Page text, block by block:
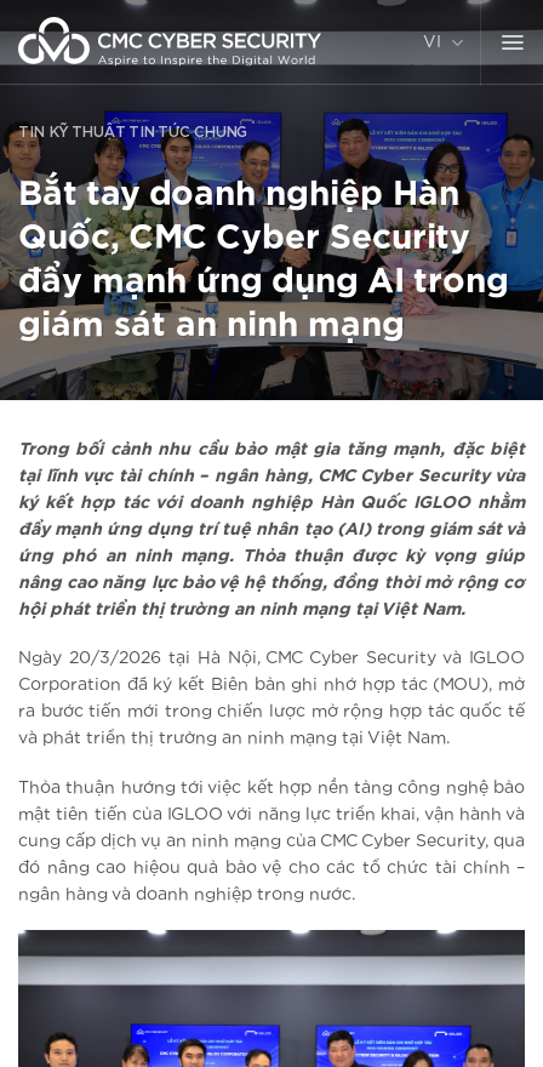
đến
nội
VI
TIN KỸ THUẬT TIN TỨC CHUNG
Bắt tay doanh nghiệp Hàn
Quốc, CMC Cyber Security
đẩy mạnh ứng dụng AI trong
giám sát an ninh mạng
Trong bối cảnh nhu cầu bảo mật gia tăng mạnh, đặc biệt
tại lĩnh vực tài chính – ngân hàng, CMC Cyber Security vừa
ký kết hợp tác với doanh nghiệp Hàn Quốc IGLOO nhằm
đẩy mạnh ứng dụng trí tuệ nhân tạo (AI) trong giám sát và
ứng phó an ninh mạng. Thỏa thuận được kỳ vọng giúp
nâng cao năng lực bảo vệ hệ thống, đồng thời mở rộng cơ
hội phát triển thị trường an ninh mạng tại Việt Nam.
Ngày 20/3/2026 tại Hà Nội, CMC Cyber Security và IGLOO
Corporation đã ký kết Biên bản ghi nhớ hợp tác (MOU), mở
ra bước tiến mới trong chiến lược mở rộng hợp tác quốc tế
và phát triển thị trường an ninh mạng tại Việt Nam.
Thỏa thuận hướng tới việc kết hợp nền tảng công nghệ bảo
mật tiên tiến của IGLOO với năng lực triển khai, vận hành và
cung cấp dịch vụ an ninh mạng của CMC Cyber Security, qua
đó nâng cao hiệou quả bảo vệ cho các tổ chức tài chính –
ngân hàng và doanh nghiệp trong nước.